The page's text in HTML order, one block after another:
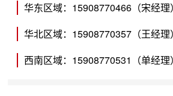
华东区域：15908770466（宋经理）
华北区域：15908770357（王经理）
西南区域：15908770531（单经理）